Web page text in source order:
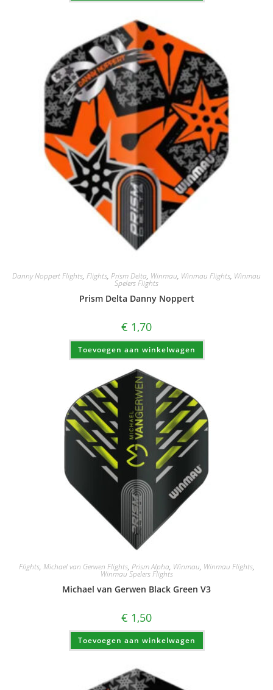
Danny Noppert Flights, Flights, Prism Delta, Winmau, Winmau Flights, Winmau
Spelers Flights
Prism Delta Danny Noppert
€ 1,70
Toevoegen aan winkelwagen
Flights, Michael van Gerwen Flights, Prism Alpha, Winmau, Winmau Flights,
Winmau Spelers Flights
Michael van Gerwen Black Green V3
€ 1,50
Toevoegen aan winkelwagen